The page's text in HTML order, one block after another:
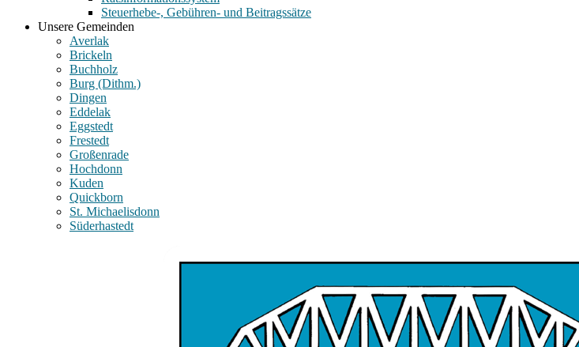
Steuerhebe-, Gebühren- und Beitragssätze
Unsere Gemeinden
Averlak
Brickeln
Buchholz
Burg (Dithm.)
Dingen
Eddelak
Eggstedt
Frestedt
Großenrade
Hochdonn
Kuden
Quickborn
St. Michaelisdonn
Süderhastedt